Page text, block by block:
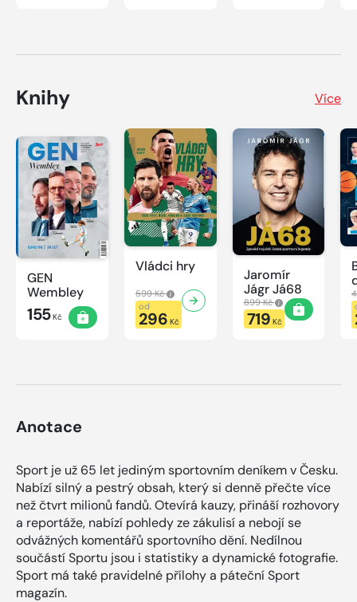
Knihy Více
GEN
Wembley
155Kč
Vládci hry
599 Kč
od
296 Kč
Jaromír
Jágr Já68
899 Kč
719 Kč
Anotace
Sport je už 65 let jediným sportovním deníkem v Česku.
Nabízí silný a pestrý obsah, který si denně přečte více
než čtvrt milionů fandů. Otevírá kauzy, přináší rozhovory
a reportáže, nabízí pohledy ze zákulisí a nebojí se
odvážných komentářů sportovního dění. Nedílnou
součástí Sportu jsou i statistiky a dynamické fotografie.
Sport má také pravidelné přílohy a páteční Sport
magazín.